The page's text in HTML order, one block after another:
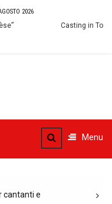
2026
Casting in Toscana:
Menu
cantanti e